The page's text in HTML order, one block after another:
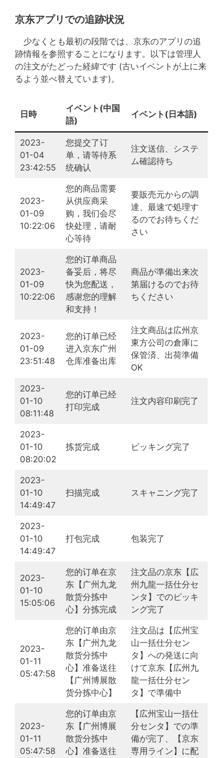
京东アプリでの追跡状況
少なくとも最初の段階では、京东のアプリの追
跡情報を参照することになります。以下は管理人
の注文がたどった経緯です (古いイベントが上に来
るよう並べ替えています)。
日時
イベント(中国
語)
イベント(日本語)
2023-
01-04
23:42:55
您提交了订
单，请等待系
统确认
注文送信、システ
ム確認待ち
2023-
01-09
10:22:06
您的商品需要
从供应商采
购，我们会尽
快处理，请耐
心等待
要販売元からの調
達、最速で処理す
るのでお待ちくだ
さい
2023-
01-09
10:22:06
您的订单商品
备妥后，将尽
快为您配送，
感谢您的理解
和支持！
商品が準備出来次
第届けるのでお待
ちください
2023-
01-09
23:51:48
您的订单已经
进入京东广州
仓库准备出库
注文商品は広州京
東方公司の倉庫に
保管済、出荷準備
OK
2023-
01-10
08:11:48
您的订单已经
打印完成
注文内容印刷完了
2023-
01-10
08:20:02
拣货完成 ピッキング完了
2023-
01-10
14:49:47
扫描完成 スキャニング完了
2023-
01-10
14:49:47
打包完成 包装完了
2023-
01-10
15:05:06
您的订单在京
东【广州九龙
散货分拣中
心】分拣完成
注文品の京东【広
州九龍一括仕分セ
ンタ】でのピッキ
ング完了
2023-
01-11
05:47:58
您的订单由京
东【广州九龙
散货分拣中
心】准备送往
【广州博展散
货分拣中心】
注文品は【広州宝
山一括仕分セン
タ】への発送に向
けて京东【広州九
龍一括仕分セン
タ】で準備中
2023-
01-11
05:47:58
您的订单由京
东【广州博展
散货分拣中
心】准备送往
【広州宝山一括仕
分センタ】での準
備が完了、【京东
専用ライン】に配